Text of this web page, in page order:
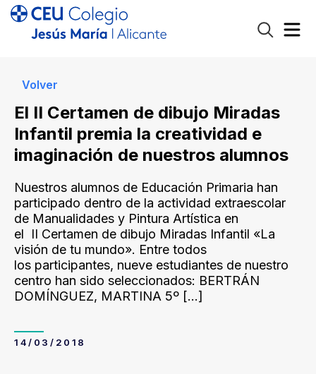
Volver
El II Certamen de dibujo Miradas
Infantil premia la creatividad e
imaginación de nuestros alumnos
Nuestros alumnos de Educación Primaria han
participado dentro de la actividad extraescolar
de Manualidades y Pintura Artística en
el II Certamen de dibujo Miradas Infantil «La
visión de tu mundo». Entre todos
los participantes, nueve estudiantes de nuestro
centro han sido seleccionados: BERTRÁN
DOMÍNGUEZ, MARTINA 5º […]
14/03/2018